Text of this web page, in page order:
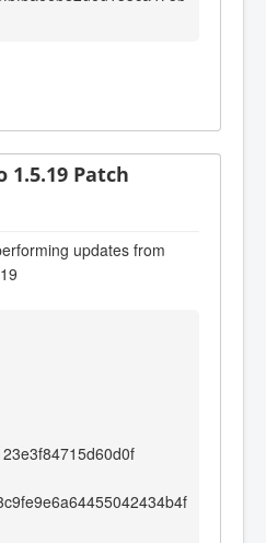
1.5.19 Patch
updates from